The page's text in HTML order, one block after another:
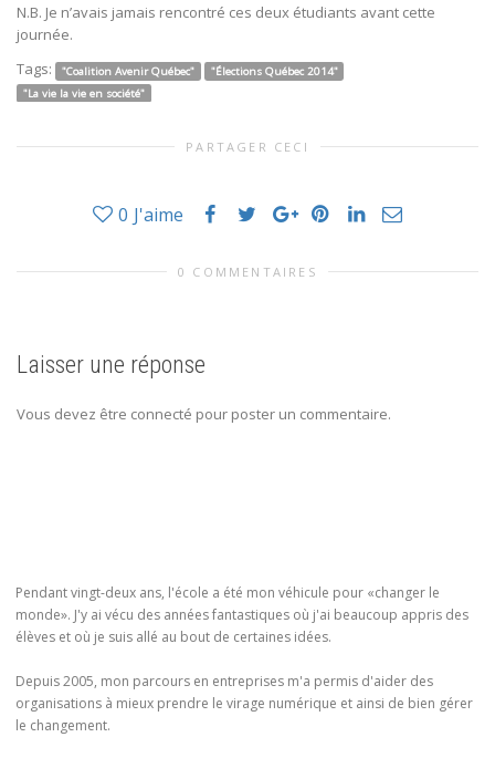
N.B. Je n’avais jamais rencontré ces deux étudiants avant cette
journée.
Tags:
"Coalition Avenir Québec"
"Élections Québec 2014"
"La vie la vie en société"
PARTAGER CECI
0 J'aime
0 COMMENTAIRES
Laisser une réponse
Vous devez être connecté pour poster un commentaire.
Pendant vingt-deux ans, l'école a été mon véhicule pour «changer le
monde». J'y ai vécu des années fantastiques où j'ai beaucoup appris des
élèves et où je suis allé au bout de certaines idées.
Depuis 2005, mon parcours en entreprises m'a permis d'aider des
organisations à mieux prendre le virage numérique et ainsi de bien gérer
le changement.